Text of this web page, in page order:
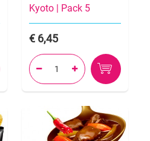
Kyoto | Pack 5
6,45
 